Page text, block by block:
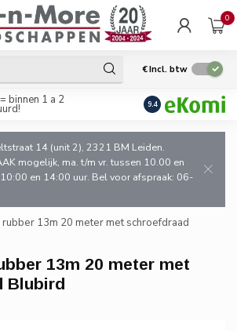
0
€Incl. btw
binnen 1 a 2 Uitsluitend goede
en de vakman!
9.4
14 (unit 2), 2321 BM Leiden.
mogelijk, ma. t/m vr. tussen 10.00 en
en 14:00 uur. Bel voor afspraak: 06-
rubber 13m 20 meter met schroefdraad
13m 20 meter met
Blubird